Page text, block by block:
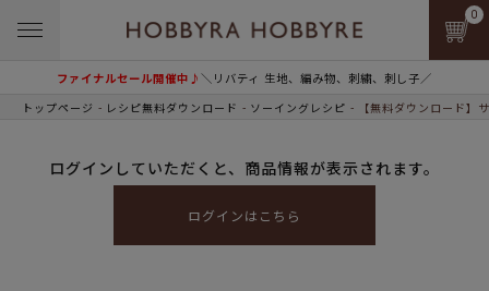
ファイナルセール開催中♪＼リバティ 生地、編み物、刺繍、刺し子／
0
トップページ レシピ無料ダウンロード ソーイングレシピ 【無料ダウンロード】
ログインしていただくと、商品情報が表示されます。
ログインはこちら